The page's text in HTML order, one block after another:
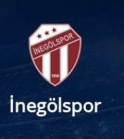
İnegölspor